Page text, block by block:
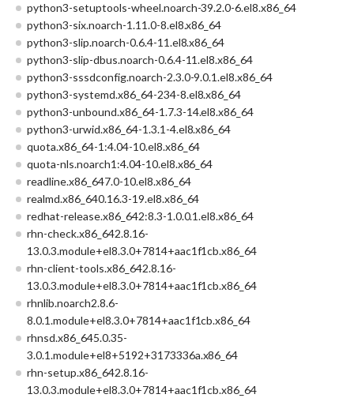
python3-setuptools-wheel.noarch-39.2.0-6.el8.x86_64
python3-six.noarch-1.11.0-8.el8.x86_64
python3-slip.noarch-0.6.4-11.el8.x86_64
python3-slip-dbus.noarch-0.6.4-11.el8.x86_64
python3-sssdconfig.noarch-2.3.0-9.0.1.el8.x86_64
python3-systemd.x86_64-234-8.el8.x86_64
python3-unbound.x86_64-1.7.3-14.el8.x86_64
python3-urwid.x86_64-1.3.1-4.el8.x86_64
quota.x86_64-1:4.04-10.el8.x86_64
quota-nls.noarch1:4.04-10.el8.x86_64
readline.x86_647.0-10.el8.x86_64
realmd.x86_640.16.3-19.el8.x86_64
redhat-release.x86_642:8.3-1.0.0.1.el8.x86_64
rhn-check.x86_642.8.16-
13.0.3.module+el8.3.0+7814+aac1f1cb.x86_64
rhn-client-tools.x86_642.8.16-
13.0.3.module+el8.3.0+7814+aac1f1cb.x86_64
rhnlib.noarch2.8.6-
8.0.1.module+el8.3.0+7814+aac1f1cb.x86_64
rhnsd.x86_645.0.35-
3.0.1.module+el8+5192+3173336a.x86_64
rhn-setup.x86_642.8.16-
13.0.3.module+el8.3.0+7814+aac1f1cb.x86_64